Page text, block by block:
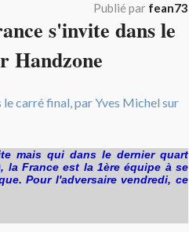
Publié par fean73
s'invite dans le
Handzone
mais qui dans le dernier quart
la France est la 1ère équipe à se
Pour l'adversaire vendredi, ce